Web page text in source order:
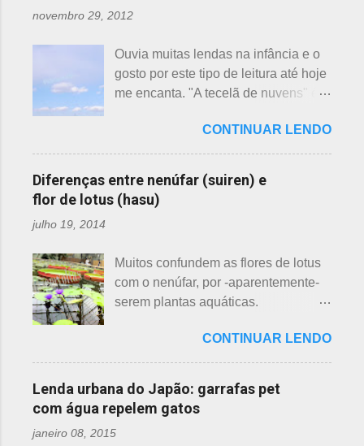
ou atrasando a florescência. Também
identificação ou com o nome das
flores, pelas cores e algumas
semelhanças. Saiba como identificar
parecidas: - Ameixeira - Ume 梅 A
primeira a florescer é a ameixeira.
Particularmente, dessas 3 flores,
gosto mais da ameixeira. O período
Ameixeiras não tem caule e as flores
brotam diretamente dos ramos. Cada
junta no botão tem apenas uma flor e
é relativamente espaçoso. As pétalas
são arredondadas. - Pessegueiro -
árvores do pessegueiro são mais
baixas, geralmente apresen...
novembro 29, 2012
Ouvia muitas lendas na infância e o
gosto por este tipo de leitura até hoje
me encanta. "A tecelã de nuvens" é
japonesas e - embora muitos
conheçam - compartilho aos que
ainda não tiveram essa
oportunidade. A tecelã de nuvens Há
muito tempo atrás, na terra do sol
suas terras para o plantio. Sozinho
no mundo e muito triste, pois a mãe,
que era tecelã, havia falecido
para ajudá-lo nessa tarefa. Eis que
estava ele semeando e, de repente,
viu uma cobra rastejando no chão.
Sei percebeu que a cobra deslizou
CONTINUAR LENDO
Diferenças entre nenúfar (suiren) e
flor de lotus (hasu)
julho 19, 2014
Muitos confundem as flores de lotus
com o nenúfar, por -aparentemente-
serem plantas aquáticas.
na água, no entanto, existem
diferenças. Nenúfar brota na água e
flor de lotus no chão lodoso que,
popularmente, dizemos brejo. Vou
explicar de maneira bem objetiva,
qual a diferença entre o nenúfar -
CONTINUAR LENDO
Lenda urbana do Japão: garrafas pet
com água repelem gatos
janeiro 08, 2015